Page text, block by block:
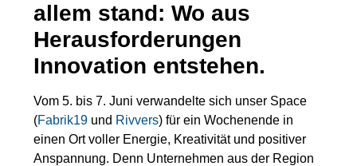
allem stand: Wo aus
Herausforderungen
Innovation entstehen.
Vom 5. bis 7. Juni verwandelte sich unser Space
(Fabrik19 und Rivvers) für ein Wochenende in
einen Ort voller Energie, Kreativität und positiver
Anspannung. Denn Unternehmen aus der Region